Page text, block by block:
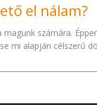
el nálam?
számára.
mi alapján célszerű